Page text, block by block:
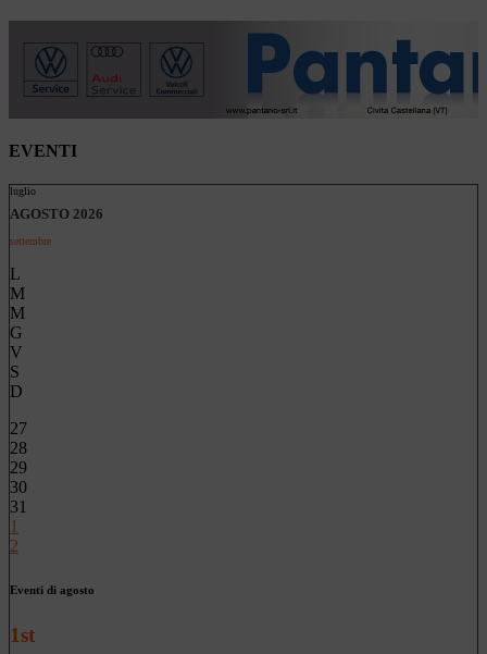
EVENTI
luglio
AGOSTO 2026
settembre
L
M
M
G
V
S
D
27
28
29
30
31
1
2
Eventi di agosto
1st